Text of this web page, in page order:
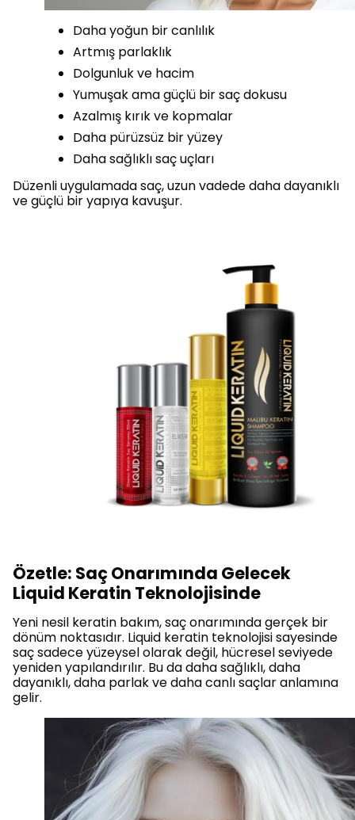
Daha yoğun bir canlılık
Artmış parlaklık
Dolgunluk ve hacim
Yumuşak ama güçlü bir saç dokusu
Azalmış kırık ve kopmalar
Daha pürüzsüz bir yüzey
Daha sağlıklı saç uçları
Düzenli uygulamada saç, uzun vadede daha dayanıklı
ve güçlü bir yapıya kavuşur.
Özetle: Saç Onarımında Gelecek
Liquid Keratin Teknolojisinde
Yeni nesil keratin bakım, saç onarımında gerçek bir
dönüm noktasıdır. Liquid keratin teknolojisi sayesinde
saç sadece yüzeysel olarak değil, hücresel seviyede
yeniden yapılandırılır. Bu da daha sağlıklı, daha
dayanıklı, daha parlak ve daha canlı saçlar anlamına
gelir.